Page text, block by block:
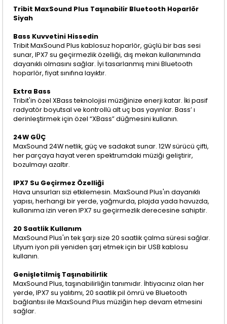
Tribit MaxSound Plus Taşınabilir Bluetooth Hoparlör
Siyah
Bass Kuvvetini Hissedin
Tribit MaxSound Plus kablosuz hoparlör, güçlü bir bas sesi
sunar, IPX7 su geçirmezlik özelliği, dış mekan kullanımında
dayanıklı olmasını sağlar. İyi tasarlanmış mini Bluetooth
hoparlör, fiyat sınıfına layıktır.
Extra Bass
Tribit'in özel XBass teknolojisi müziğinize enerji katar. İki pasif
radyatör boyutsal ve kontrollü alt uç bas yayınlar. Bass’ ı
derinleştirmek için özel “XBass” düğmesini kullanın.
24W GÜÇ
MaxSound 24W netlik, güç ve sadakat sunar. 12W sürücü çifti,
her parçaya hayat veren spektrumdaki müziği geliştirir,
bozulmayı azaltır.
IPX7 Su Geçirmez Özelliği
Hava unsurları sizi etkilemesin. MaxSound Plus'ın dayanıklı
yapısı, herhangi bir yerde, yağmurda, plajda yada havuzda,
kullanıma izin veren IPX7 su geçirmezlik derecesine sahiptir.
20 Saatlik Kullanım
MaxSound Plus'ın tek şarjı size 20 saatlik çalma süresi sağlar.
Lityum iyon pili yeniden şarj etmek için bir USB kablosu
kullanın.
Genişletilmiş Taşınabilirlik
MaxSound Plus, taşınabilirliğin tanımıdır. İhtiyacınız olan her
yerde, IPX7 su yalıtımı, 20 saatlik pil ömrü ve Bluetooth
bağlantısı ile MaxSound Plus müziğin hep devam etmesini
sağlar.